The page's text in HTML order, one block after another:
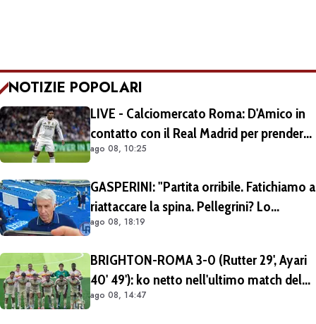
NOTIZIE POPOLARI
LIVE - Calciomercato Roma: D'Amico in
contatto con il Real Madrid per prendere
Endrick in prestito con diritto di riscatto.
ago 08, 10:25
GASPERINI: "Partita orribile. Fatichiamo a
riattaccare la spina. Pellegrini? Lo
rivedremo in campo tra un mese.
ago 08, 18:19
BRIGHTON-ROMA 3-0 (Rutter 29', Ayari
40' 49'): ko netto nell'ultimo match del
tour britannico (FOTO e VIDEO)
ago 08, 14:47